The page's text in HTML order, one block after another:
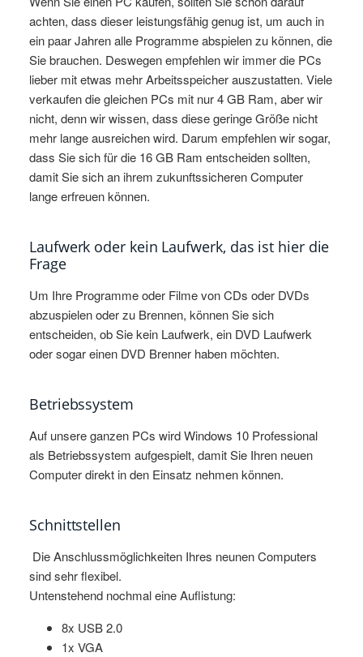
achten, dass dieser leistungsfähig genug ist, um auch in
ein paar Jahren alle Programme abspielen zu können, die
Sie brauchen. Deswegen empfehlen wir immer die PCs
lieber mit etwas mehr Arbeitsspeicher auszustatten. Viele
verkaufen die gleichen PCs mit nur 4 GB Ram, aber wir
nicht, denn wir wissen, dass diese geringe Größe nicht
mehr lange ausreichen wird. Darum empfehlen wir sogar,
dass Sie sich für die 16 GB Ram entscheiden sollten,
damit Sie sich an ihrem zukunftssicheren Computer
lange erfreuen können.
Laufwerk oder kein Laufwerk, das ist hier die
Frage
Um Ihre Programme oder Filme von CDs oder DVDs
abzuspielen oder zu Brennen, können Sie sich
entscheiden, ob Sie kein Laufwerk, ein DVD Laufwerk
oder sogar einen DVD Brenner haben möchten.
Betriebssystem
Auf unsere ganzen PCs wird Windows 10 Professional
als Betriebssystem aufgespielt, damit Sie Ihren neuen
Computer direkt in den Einsatz nehmen können.
Schnittstellen
Die Anschlussmöglichkeiten Ihres neunen Computers
sind sehr flexibel.
Untenstehend nochmal eine Auflistung:
8x USB 2.0
1x VGA